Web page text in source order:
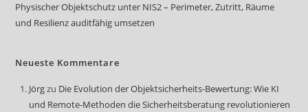
Physischer Objektschutz unter NIS2 – Perimeter, Zutritt, Räume
und Resilienz auditfähig umsetzen
Neueste Kommentare
Jörgzu Die Evolution der Objektsicherheits-Bewertung: Wie KI
und Remote-Methoden die Sicherheitsberatung revolutionieren